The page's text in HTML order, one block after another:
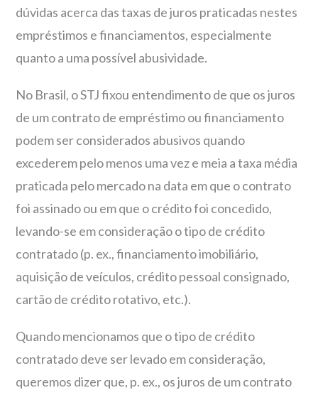
dúvidas acerca das taxas de juros praticadas nestes
empréstimos e financiamentos, especialmente
quanto a uma possível abusividade.
No Brasil, o STJ fixou entendimento de que os juros
de um contrato de empréstimo ou financiamento
podem ser considerados abusivos quando
excederem pelo menos uma vez e meia a taxa média
praticada pelo mercado na data em que o contrato
foi assinado ou em que o crédito foi concedido,
levando-se em consideração o tipo de crédito
contratado (p. ex., financiamento imobiliário,
aquisição de veículos, crédito pessoal consignado,
cartão de crédito rotativo, etc.).
Quando mencionamos que o tipo de crédito
contratado deve ser levado em consideração,
queremos dizer que, p. ex., os juros de um contrato